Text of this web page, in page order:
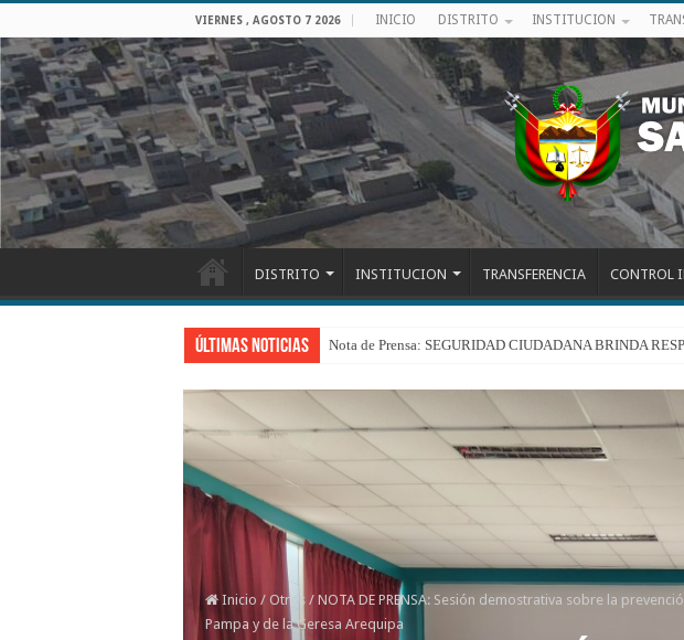
VIERNES , AGOSTO 7 2026 INICIO DISTRITO INSTITUCION
DISTRITO INSTITUCION TRANSFERENCIA CONTROL
Últimas Noticias Nota de Prensa: SEGURIDAD CIUDADANA BRINDA
Inicio / Otros / NOTA DE PRENSA: Sesión demostrativa sobre la
Pampa y de la Geresa Arequipa